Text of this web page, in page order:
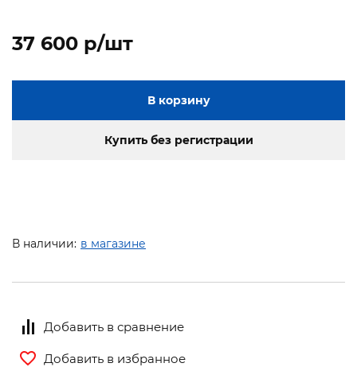
37 600 p/шт
В корзину
Купить без регистрации
В наличии: в магазине
Добавить в сравнение
Добавить в избранное